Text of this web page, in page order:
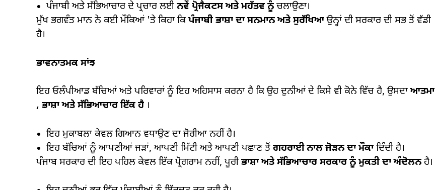
ਪੰਜਾਬੀ ਅਤੇ ਸੱਭਿਆਚਾਰ ਦੇ ਪ੍ਰਚਾਰ ਲਈ ਨਵੇਂ ਪ੍ਰੋਜੈਕਟਸ ਅਤੇ ਮਹੱਤਵ ਨੂੰ ਚਲਾਉਣਾ।
ਮੁੱਖ ਭਗਵੰਤ ਮਾਨ ਨੇ ਕਈ ਮੌਕਿਆਂ 'ਤੇ ਕਿਹਾ ਕਿ ਪੰਜਾਬੀ ਭਾਸ਼ਾ ਦਾ ਸਨਮਾਨ ਅਤੇ ਸੁਰੱਖਿਆਉਨ੍ਹਾਂ ਦੀ ਸਰਕਾਰ ਦੀ ਸਭ ਤੋਂ ਵੱਡੀ
ਹੈ।
ਭਾਵਨਾਤਮਕ ਸਾਂਝ
ਇਹ ਓਲੰਪੀਆਡ ਬੱਚਿਆਂ ਅਤੇ ਪਰਿਵਾਰਾਂ ਨੂੰ ਇਹ ਅਹਿਸਾਸ ਕਰਨਾ ਹੈ ਕਿ ਉਹ ਦੁਨੀਆਂ ਦੇ ਕਿਸੇ ਵੀ ਕੋਨੇ ਵਿੱਚ ਹੈ, ਉਸਦਾਆਤਮਾ
, ਭਾਸ਼ਾ ਅਤੇ ਸੱਭਿਆਚਾਰ ਇੱਕ ਹੈ ।
ਇਹ ਮੁਕਾਬਲਾ ਕੇਵਲ ਗਿਆਨ ਵਧਾਉਣ ਦਾ ਜੋਰੀਆ ਨਹੀਂ ਹੈ।
ਇਹ ਬੱਚਿਆਂ ਨੂੰ ਆਪਣੀਆਂ ਜੜਾਂ, ਆਪਣੀ ਮਿੱਟੀ ਅਤੇ ਆਪਣੀ ਪਛਾਣ ਤੋਂ ਗਹਰਾਈ ਨਾਲ ਜੋੜਨ ਦਾ ਮੌਕਾ ਦਿੰਦੀ ਹੈ।
ਪੰਜਾਬ ਸਰਕਾਰ ਦੀ ਇਹ ਪਹਿਲ ਕੇਵਲ ਇੱਕ ਪ੍ਰੋਗਰਾਮ ਨਹੀਂ, ਪੂਰੀ ਭਾਸ਼ਾ ਅਤੇ ਸੱਭਿਆਚਾਰ ਸਰਕਾਰ ਨੂੰ ਮੁਕਤੀ ਦਾ ਅੰਦੋਲਨ ਹੈ।